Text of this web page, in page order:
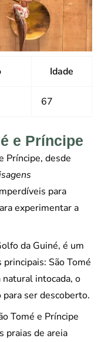
Idade
67
e Príncipe
Príncipe, desde
para
experimentar a
da Guiné, é um
São Tomé
natural intocada, o
ser descoberto.
Tomé e Príncipe
praias de areia